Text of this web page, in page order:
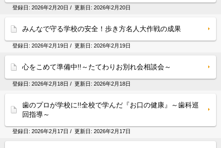
登録日: 2026年2月20日 / 更新日: 2026年2月20日
みんなで守る学校の安全！歩き方名人大作戦の成果
登録日: 2026年2月19日 / 更新日: 2026年2月19日
心をこめて準備中!!～たてわりお別れ会相談会～
登録日: 2026年2月18日 / 更新日: 2026年2月18日
歯のプロが学校に!!全校で学んだ『お口の健康』～歯科巡
回指導～
登録日: 2026年2月17日 / 更新日: 2026年2月17日